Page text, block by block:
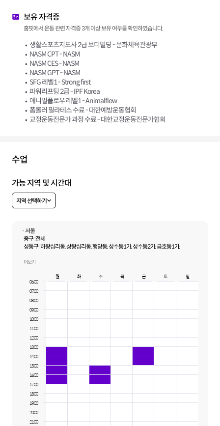
보유 자격증
홈핏에서 운동 관련 자격증 3개 이상 보유 여부를 확인하였습니다.
생활스포츠지도사 2급 보디빌딩 - 문화체육관광부
NASM CPT - NASM
NASM CES - NASM
NASM GPT - NASM
SFG 레벨1 - Strong first
파워리프팅 2급 - IPF Korea
애니멀플로우 레벨1 - Animalflow
폼롤러 필라테스 수료 - 대한예방운동협회
교정운동전문가 과정 수료 - 대한교정운동전문가협회
수업
가능 지역 및 시간대
지역 선택하기
· 서울
중구 :전체
성동구 :하왕십리동, 상왕십리동, 행당동, 성수동1가, 성수동2가, 금호동1가,
동대문구 :
청담동, 압구정동
더보기
월 화 수 목 금 토
일
06:00
07:00
08:00
09:00
10:00
11:00
12:00
13:00
14:00
15:00
16:00
17:00
18:00
19:00
20:00
21:00